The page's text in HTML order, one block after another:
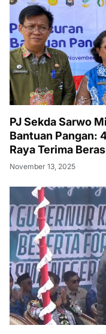
PJ Sekda Sarwo
Bantuan Pangan:
Raya Terima
November 13, 2025